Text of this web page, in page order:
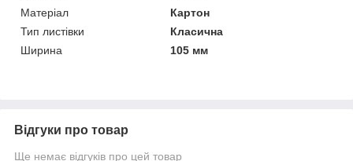
Матеріал
Картон
Тип листівки
Класична
Ширина
105 мм
Відгуки про товар
Ще немає відгуків про цей товар